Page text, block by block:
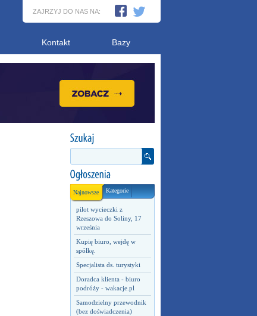
ZAJRZYJ DO NAS NA:
Kontakt Bazy
Najnowsze Kategorie
pilot wycieczki z
Rzeszowa do Soliny, 17
września
Kupię biuro, wejdę w
spółkę.
Specjalista ds. turystyki
Doradca klienta - biuro
podróży - wakacje.pl
Samodzielny przewodnik
(bez doświadczenia)